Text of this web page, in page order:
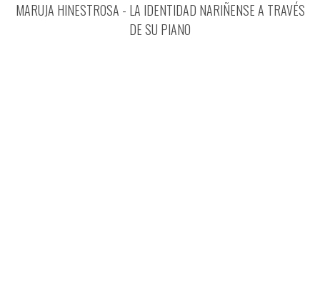
MARUJA HINESTROSA - LA IDENTIDAD NARIÑENSE A TRAVÉS
DE SU PIANO